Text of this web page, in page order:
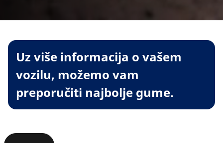
Uz više informacija o vašem
vozilu, možemo vam
preporučiti najbolje gume.